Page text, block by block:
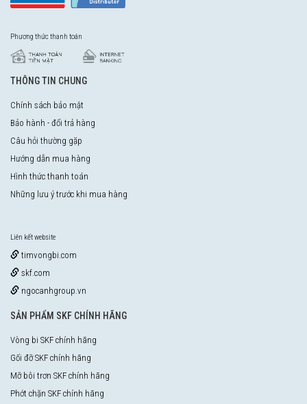
Phương thức thanh toán
THÔNG TIN CHUNG
Chính sách bảo mật
Bảo hành - đổi trả hàng
Câu hỏi thường gặp
Hướng dẫn mua hàng
Hình thức thanh toán
Những lưu ý trước khi mua hàng
Liên kết website
timvongbi.com
skf.com
ngocanhgroup.vn
SẢN PHẨM SKF CHÍNH HÃNG
Vòng bi SKF chính hãng
Gối đỡ SKF chính hãng
Mỡ bôi trơn SKF chính hãng
Phớt chặn SKF chính hãng